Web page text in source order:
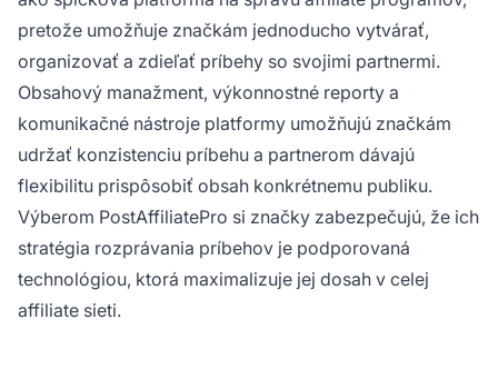
pretože umožňuje značkám jednoducho vytvárať,
organizovať a zdieľať príbehy so svojimi partnermi.
Obsahový manažment, výkonnostné reporty a
komunikačné nástroje platformy umožňujú značkám
udržať konzistenciu príbehu a partnerom dávajú
flexibilitu prispôsobiť obsah konkrétnemu publiku.
Výberom PostAffiliatePro si značky zabezpečujú, že ich
stratégia rozprávania príbehov je podporovaná
technológiou, ktorá maximalizuje jej dosah v celej
affiliate sieti.